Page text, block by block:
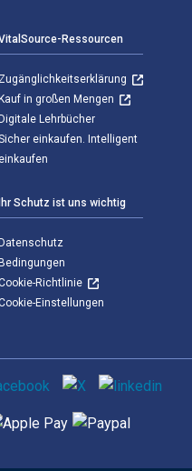
Ressourcen
Zugänglichkeitserklärung
in großen Mengen
Lehrbücher
einkaufen. Intelligent
einkaufen
Schutz ist uns wichtig
Richtlinie
Einstellungen